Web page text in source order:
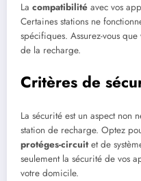
La compatibilité avec vos
Certaines stations ne
spécifiques. Assurez-vous
de la recharge.
Critères de
La sécurité est un aspect non
station de recharge. Optez
protéges-circuitet de
seulement la sécurité de vos
votre domicile.